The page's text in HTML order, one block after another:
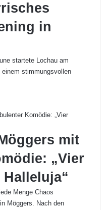
in
startete Lochau am
stimmungsvollen
mit
„Vier
Menge Chaos
Möggers. Nach den